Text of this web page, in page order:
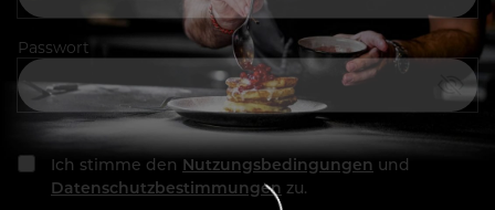
Passwort
Ich stimme den Nutzungsbedingungen und
Datenschutzbestimmungen zu.